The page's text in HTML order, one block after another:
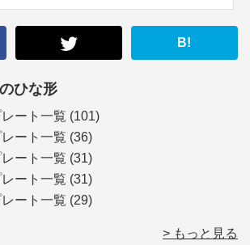
B!
ひな形
ート一覧 (101)
ート一覧 (36)
ート一覧 (31)
ート一覧 (31)
ート一覧 (29)
> もっと見る